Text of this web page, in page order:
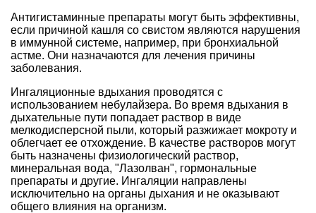
Антигистаминные препараты могут быть эффективны,
если причиной кашля со свистом являются нарушения
в иммунной системе, например, при бронхиальной
астме. Они назначаются для лечения причины
заболевания.
Ингаляционные вдыхания проводятся с
использованием небулайзера. Во время вдыхания в
дыхательные пути попадает раствор в виде
мелкодисперсной пыли, который разжижает мокроту и
облегчает ее отхождение. В качестве растворов могут
быть назначены физиологический раствор,
минеральная вода, "Лазолван", гормональные
препараты и другие. Ингаляции направлены
исключительно на органы дыхания и не оказывают
общего влияния на организм.